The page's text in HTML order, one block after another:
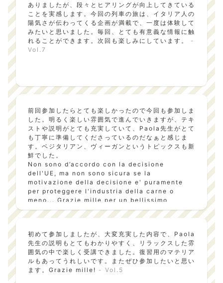
ありましたが、段々とヒアリングが向上してきている
ことを実感します。今回の列車の旅は、イタリア人の
陽気さが伝わってくる企画が満載で、一度は体験して
みたいと思いました。毎回、とても有意義な情報に触
れることができます。次回も楽しみにしています。 -
Vol.7
前回参加したらとても楽しかったので今回も参加しま
した。明るく楽しい雰囲気で進んでいきますが、テキ
ストや説明がとても充実していて、Paola先生がとて
も丁寧に準備してくださっているのだなぁと感じま
す。ベジタリアン、ヴィーガンというトピックスも新
鮮でした。
Non sono d’accordo con la decisione
dell'UE, ma non sono sicura se la
motivazione della decisione e' puramente
per proteggere l'industria della carne o
meno... Grazie mille per un bellissimo
seminario, istruttivo e divertente! - Vol.6
初めて参加しましたが、大変充実した内容で、Paola
先生の説明もとてもわかりやすく、リラックスした雰
囲気の中で楽しく受講できました。復習用のマテリア
ルもあってうれしいです。またぜひ参加したいと思い
ます。Grazie mille! - Vol.5